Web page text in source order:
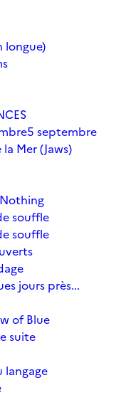
longue)
5 septembre
Mer (Jaws)
souffle
souffle
jours près...
of Blue
suite
langage